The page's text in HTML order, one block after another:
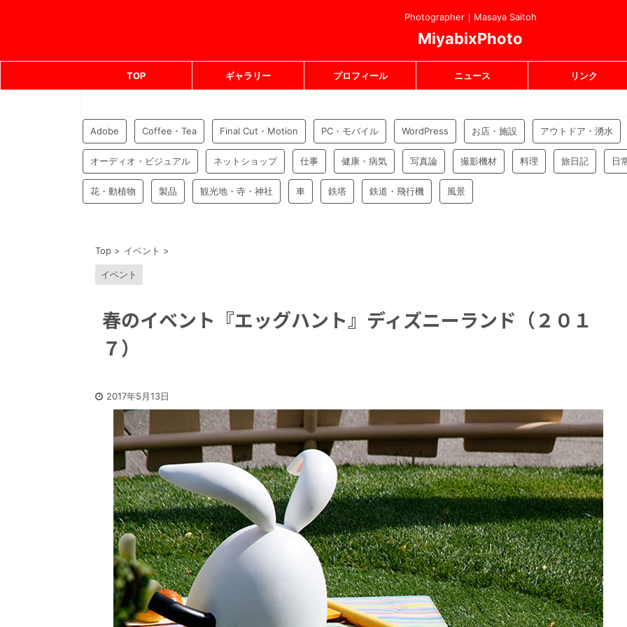
Photographer｜Masaya Saitoh
MiyabixPhoto
TOP ギャラリー プロフィール ニュース リンク
Adobe Coffee・Tea Final Cut・Motion PC・モバイル WordPress お店・施設 アウトドア・湧水
オーディオ・ビジュアル ネットショップ 仕事 健康・病気 写真論 撮影機材 料理 旅日記 日
花・動植物 製品 観光地・寺・神社 車 鉄塔 鉄道・飛行機 風景
Top > イベント >
イベント
春のイベント『エッグハント』ディズニーランド（２０１
７）
2017年5月13日